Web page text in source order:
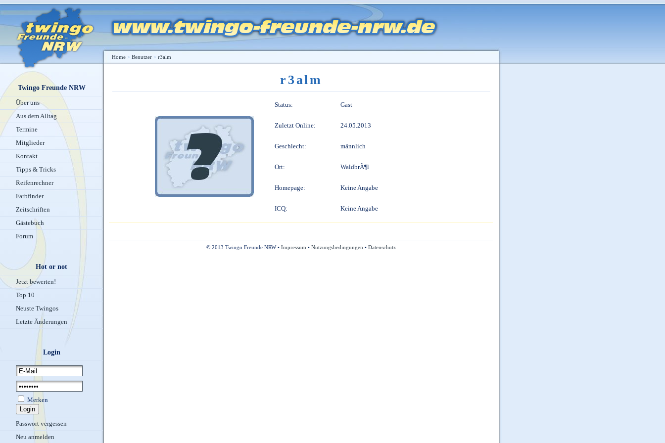
Home > Benutzer > r3alm
Twingo Freunde NRW
Über uns
Aus dem Alltag
Termine
Mitglieder
Kontakt
Tipps & Tricks
Reifenrechner
Farbfinder
Zeitschriften
Gästebuch
Forum
Hot or not
Jetzt bewerten!
Top 10
Neuste Twingos
Letzte Änderungen
Login
Merken
Passwort vergessen
Neu anmelden
r3alm
Status: Gast
Zuletzt Online: 24.05.2013
Geschlecht: männlich
Ort: WaldbrÃ¶l
Homepage: Keine Angabe
ICQ: Keine Angabe
© 2013 Twingo Freunde NRW • Impressum • Nutzungsbedingungen • Datenschutz